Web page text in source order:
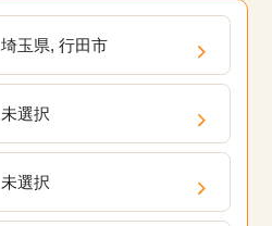
埼玉県, 行田市
未選択
未選択